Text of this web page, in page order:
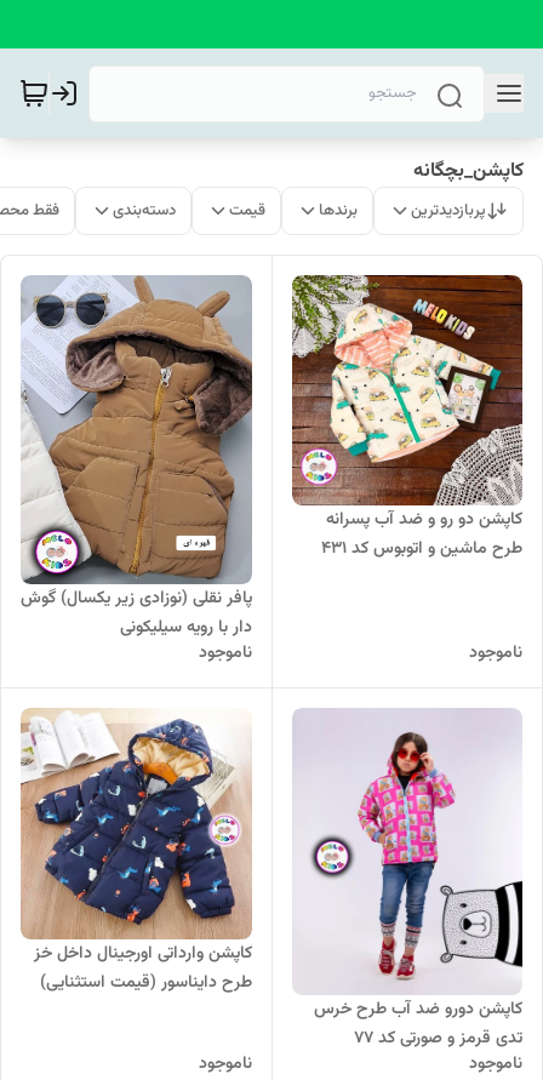
کاپشن_بچگانه
پربازدیدترین برندها قیمت دسته‌بندی فقط
کاپشن دو رو و ضد آب پسرانه
طرح ماشین و اتوبوس کد 431
ناموجود
پافر نقلی (نوزادی زیر یکسال) گوش
دار با رویه سیلیکونی
ناموجود
کاپشن دورو ضد آب طرح خرس
تدی قرمز و صورتی کد 77
ناموجود
کاپشن وارداتی اورجینال داخل خز
طرح دایناسور (قیمت استثنایی)
ناموجود